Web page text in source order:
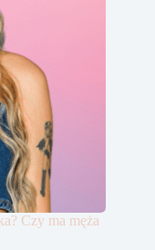
Czy ma męża